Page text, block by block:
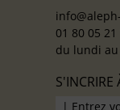
01 80 05 21
du lundi
S'INCRIRE